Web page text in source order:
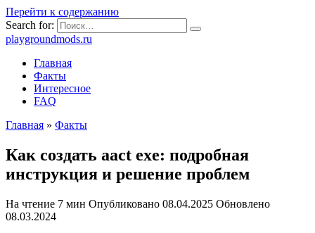
Перейти к содержанию
Search for:
playgroundmods.ru
Главная
Факты
Интересное
FAQ
Главная » Факты
Как создать aact exe: подробная
инструкция и решение проблем
На чтение 7 мин Опубликовано 08.04.2025 Обновлено
08.03.2024